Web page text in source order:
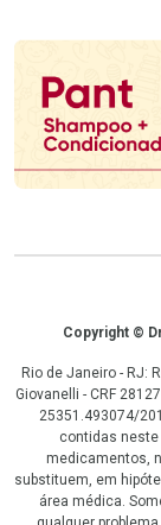
CopyrightCopyright ©
Rio de Janeiro - RJ:
Giovanelli - CRF
25351.493074/
contidas
medicamentos,
substituem, em
área médica.